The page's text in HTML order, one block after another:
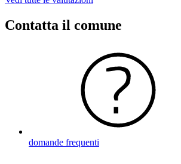
Contatta il comune
domande frequenti